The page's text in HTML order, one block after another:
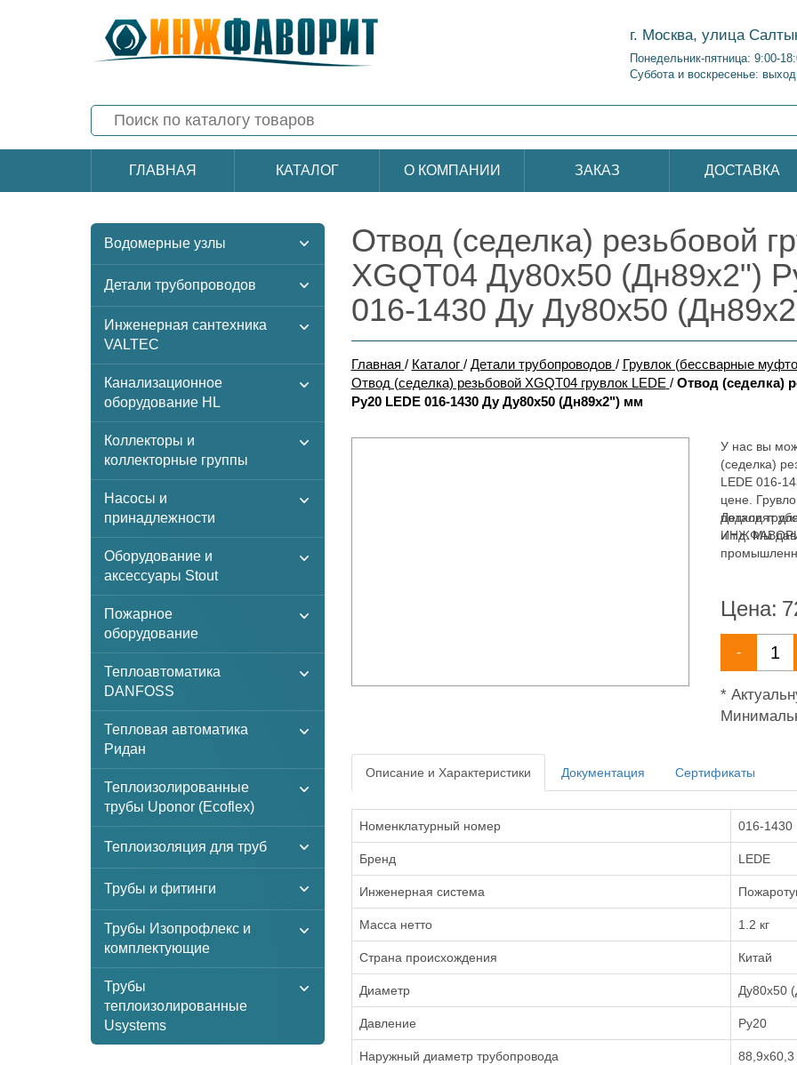
г. Москва, улица
Понедельник-пятница: 9:00-
Суббота и воскресенье:
ГЛАВНАЯ КАТАЛОГ О КОМПАНИИ ЗАКАЗ ДОСТАВКА
Водомерные узлы
Детали трубопроводов
Инженерная сантехника
VALTEC
Канализационное
оборудование HL
Коллекторы и
коллекторные группы
Насосы и
принадлежности
Оборудование и
аксессуары Stout
Пожарное
оборудование
Теплоавтоматика
DANFOSS
Тепловая автоматика
Ридан
Теплоизолированные
трубы Uponor (Ecoflex)
Теплоизоляция для труб
Трубы и фитинги
Трубы Изопрофлекс и
комплектующие
Трубы
теплоизолированные
Usystems
Отвод (седелка) резьбовой
XGQT04 Ду80х50 (Дн89х2")
016-1430 Ду Ду80х50
Главная / Каталог / Детали трубопроводов / Грувлок (бессварные
Отвод (седелка) резьбовой XGQT04 грувлок LEDE / Отвод (седелка)
Ру20 LEDE 016-1430 Ду Ду80х50 (Дн89х2") мм
У нас вы
(седелка)
LEDE 016-
цене.
подходят
и т.д. Мы
для
Детали
Цена:
-
*
Описание и Характеристики Документация Сертификаты
Номенклатурный номер 016-1430
Бренд LEDE
Инженерная система
Масса нетто 1.2 кг
Страна происхождения Китай
Диаметр Ду80х50
Давление Ру20
Наружный диаметр трубопровода